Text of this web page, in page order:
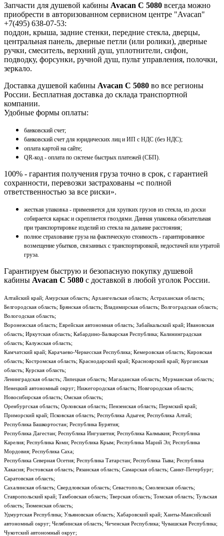
Запчасти для душевой кабины Avacan C 5080 всегда можно
приобрести в авторизованном сервисном центре "Avacan"
+7(495) 638-07-53:
поддон, крыша, задние стенки, передние стекла, дверцы,
центральная панель, дверные петли (или ролики), дверные
ручки, смеситель, верхний душ, уплотнители, сифон,
подводку, форсунки, ручной душ, пульт управления, полочки,
зеркало.
Доставка душевой кабины Avacan C 5080 во все регионы
России. Бесплатная доставка до склада транспортной
компании.
Удобные формы оплаты:
банковский счет;
банковский счет для юридических лиц и ИП с НДС (без НДС);
оплата картой на сайте;
QR-код - оплата по системе быстрых платежей (СБП).
100% - гарантия получения груза точно в срок, с гарантией
сохранности, перевозки застрахованы «с полной
ответственностью за все риски».
жесткая упаковка - применяется для хрупких грузов из стекла, из доски
собирается каркас и скрепляется гвоздями. Данная упаковка обязательная
при транспортировке изделий из стекла на дальние расстояния;
полное страхование груза на фактическую стоимость - гарантированное
возмещение убытков, связанных с транспортировкой, недостачей или утратой
груза.
Гарантируем быструю и безопасную покупку душевой
кабины Avacan C 5080 с доставкой в любой уголок России.
Алтайский край; Амурская область; Архангельская область; Астраханская область;
Белгородская область; Брянская область; Владимирская область; Волгоградская область;
Вологодская область;
Воронежская область; Еврейская автономная область; Забайкальский край; Ивановская
область; Иркутская область; Кабардино-Балкарская Республика; Калининградская
область; Калужская область;
Камчатский край; Карачаево-Черкесская Республика; Кемеровская область; Кировская
область; Костромская область; Краснодарский край; Красноярский край; Курганская
область; Курская область;
Ленинградская область; Липецкая область; Магаданская область; Мурманская область;
Ненецкий автономный округ; Нижегородская область; Новгородская область;
Новосибирская область; Омская область;
Оренбургская область; Орловская область; Пензенская область; Пермский край;
Приморский край; Псковская область; Республика Адыгея; Республика Алтай;
Республика Башкортостан; Республика Бурятия;
Республика Дагестан; Республика Ингушетия; Республика Калмыкия; Республика
Карелия; Республика Коми; Республика Крым; Республика Марий Эл; Республика
Мордовия; Республика Саха;
Республика Северная Осетия; Республика Татарстан; Республика Тыва; Республика
Хакасия; Ростовская область; Рязанская область; Самарская область; Санкт-Петербург;
Саратовская область;
Сахалинская область; Свердловская область; Севастополь; Смоленская область;
Ставропольский край; Тамбовская область; Тверская область; Томская область; Тульская
область; Тюменская область;
Удмуртская Республика; Ульяновская область; Хабаровский край; Ханты-Мансийский
автономный округ; Челябинская область; Чеченская Республика; Чувашская Республика;
Чукотский автономный округ;